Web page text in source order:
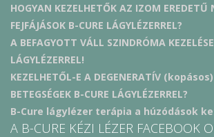
HOGYAN KEZELHETŐK AZ IZOM EREDETŰ
FEJFÁJÁSOK B-CURE LÁGYLÉZERREL?
A BEFAGYOTT VÁLL SZINDRÓMA
LÁGYLÉZERREL!
KEZELHETŐL-E A DEGENERATÍV
BETEGSÉGEK B-CURE LÁGYLÉZERREL?
B-Cure lágylézer terápia a húzódások
A B-CURE KÉZI LÉZER FACEBOOK